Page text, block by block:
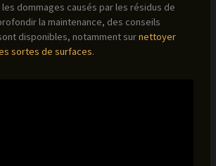
dommages causés par les résidus de
la maintenance, des conseils
disponibles, notamment surnettoyer
sortes de surfaces.